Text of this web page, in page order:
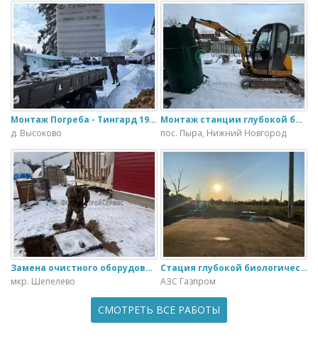
Монтаж Погреба - Тингард 1900
д. Высоково
Монтаж станции глубокой биологической очистки ИталБио - 5 с колодцем дренажным для слива воды
пос. Пыра, Нижний Новгород
Замена очистного оборудования Дека - 3 на ЭкоГранд - 6
мкр. Шепелево
Стация глубокой биологической очистки ЕвроЛос- 20
АЗС Газпром
СМОТРЕТЬ ВСЕ РАБОТЫ